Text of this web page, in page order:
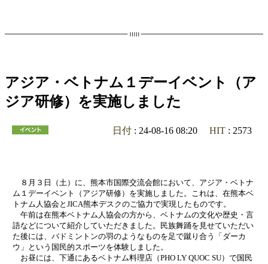
アジア・ベトナム１デーイベント（ア
ジア研修）を実施しました
日付 : 24-08-16 08:20 HIT : 2573
８月３日（土）に、熊本市国際交流会館において、アジア・ベトナ
ム１デーイベント（アジア研修）を実施しました。これは、在熊本ベ
トナム人協会とJICA熊本デスクのご協力で実現したものです。
午前は在熊本ベトナム人協会の方から、ベトナムの文化や歴史・言
語などについて紹介していただきました。民族舞踊を見せていただい
た後には、バドミントンの羽のようなものを足で蹴り合う「ダーカ
ウ」という国民的スポーツを体験しました。
お昼には、下通にあるベトナム料理店（PHO LY QUOC SU）で国民